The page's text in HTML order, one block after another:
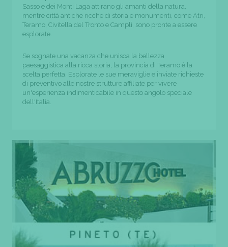
Sasso e dei Monti Laga attirano gli amanti della natura,
mentre città antiche ricche di storia e monumenti, come Atri,
Teramo, Civitella del Tronto e Campli, sono pronte a essere
esplorate.
Se sognate una vacanza che unisca la bellezza
paesaggistica alla ricca storia, la provincia di Teramo è la
scelta perfetta. Esplorate le sue meraviglie e inviate richieste
di preventivo alle nostre strutture affiliate per vivere
un'esperienza indimenticabile in questo angolo speciale
dell'Italia.